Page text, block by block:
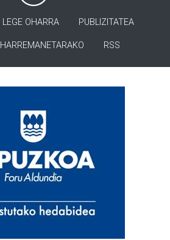
LEGE OHARRA PUBLIZITATEA
HARREMANETARAKO RSS